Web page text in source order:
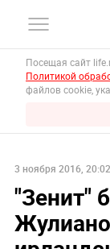
Посещая сайт
Политикой
файлов cookie,
3 ноября 2016, 20:02
"Зенит"